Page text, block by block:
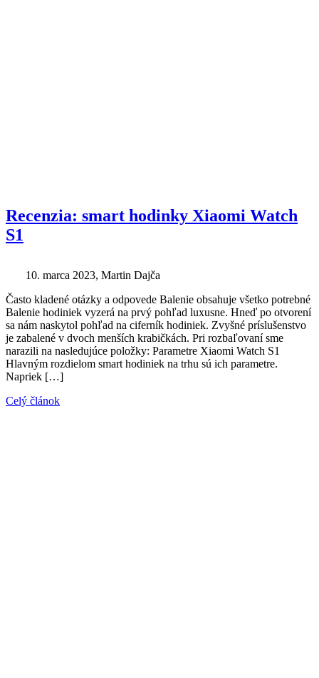
Recenzia: smart hodinky Xiaomi Watch
S1
10. marca 2023, Martin Dajča
Často kladené otázky a odpovede Balenie obsahuje všetko potrebné
Balenie hodiniek vyzerá na prvý pohľad luxusne. Hneď po otvorení
sa nám naskytol pohľad na ciferník hodiniek. Zvyšné príslušenstvo
je zabalené v dvoch menších krabičkách. Pri rozbaľovaní sme
narazili na nasledujúce položky: Parametre Xiaomi Watch S1
Hlavným rozdielom smart hodiniek na trhu sú ich parametre.
Napriek […]
Celý článok